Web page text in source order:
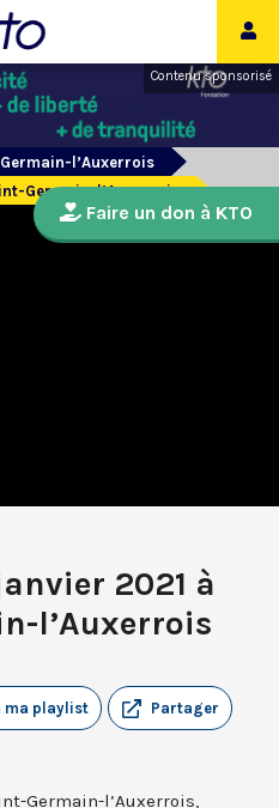
Contenu sponsorisé
l’Auxerrois
Germain-l’Auxerrois
2021 à
l’Auxerrois
Partager
ma playlist
Germain-l’Auxerrois,
Faire un don à KTO